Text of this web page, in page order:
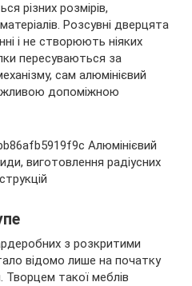
різних розмірів,
Розсувні дверцята
і не створюють ніяких
пересуваються за
сам алюмінієвий
допоміжною
з розкритими
відомо лише на початку
Творцем такої меблів